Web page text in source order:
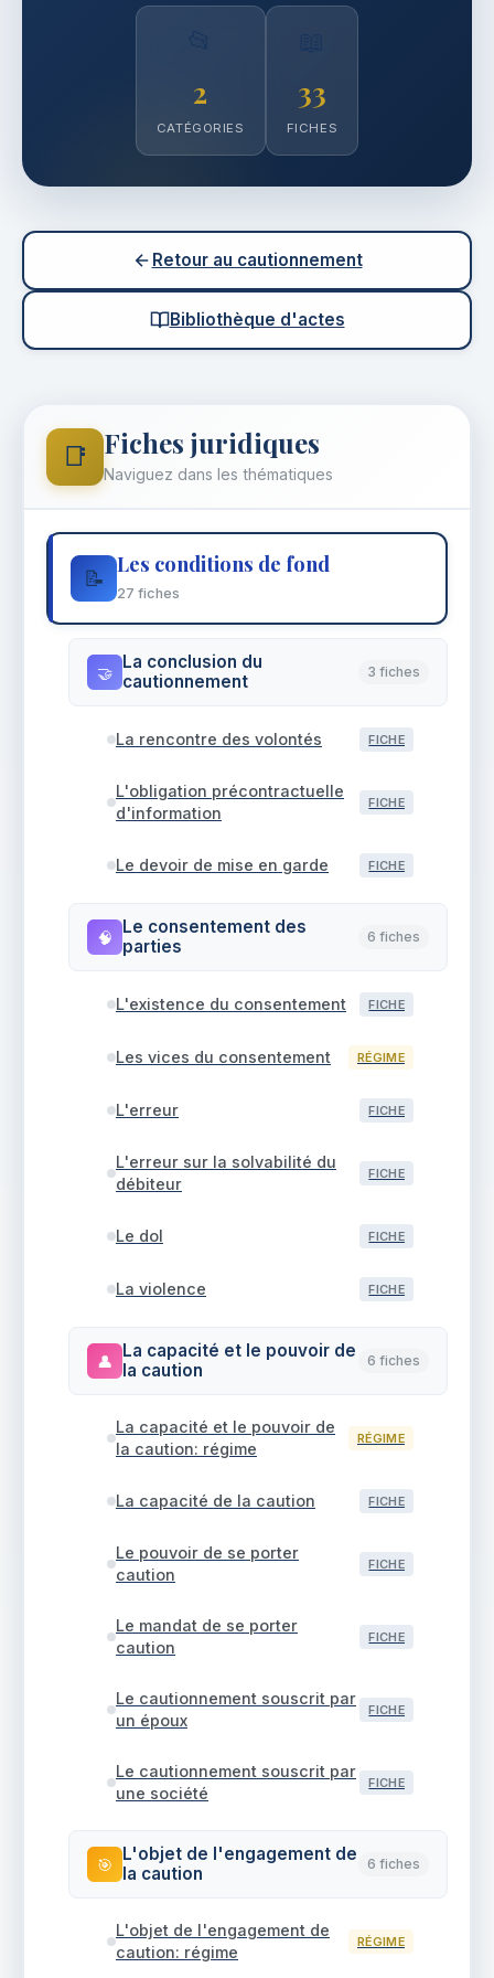
2
CATÉGORIES
33
FICHES
Retour au cautionnement
Bibliothèque d'actes
📑 Fiches juridiques
Naviguez dans les thématiques
📝
Les conditions de fond
27 fiches
🤝 La conclusion du
cautionnement
3 fiches
La rencontre des volontés FICHE
L'obligation précontractuelle
d'information
FICHE
Le devoir de mise en garde FICHE
🧠
Le consentement des
parties
6 fiches
L'existence du consentement FICHE
Les vices du consentement RÉGIME
L'erreur FICHE
L'erreur sur la solvabilité du
débiteur
FICHE
Le dol FICHE
La violence FICHE
👤
La capacité et le pouvoir de
la caution
6 fiches
La capacité et le pouvoir de
la caution: régime
RÉGIME
La capacité de la caution FICHE
Le pouvoir de se porter
caution
FICHE
Le mandat de se porter
caution
FICHE
Le cautionnement souscrit par
un époux
FICHE
Le cautionnement souscrit par
une société
FICHE
🎯
L'objet de l'engagement de
la caution
6 fiches
L'objet de l'engagement de
caution: régime
RÉGIME